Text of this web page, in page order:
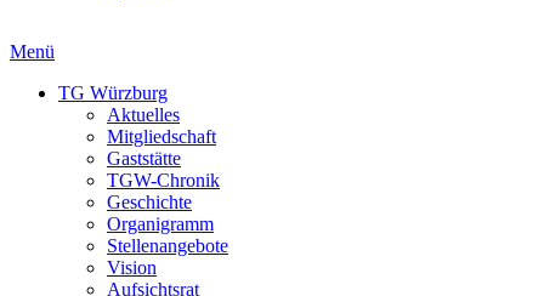
Menü
TG Würzburg
Aktuelles
Mitgliedschaft
Gaststätte
TGW-Chronik
Geschichte
Organigramm
Stellenangebote
Vision
Aufsichtsrat